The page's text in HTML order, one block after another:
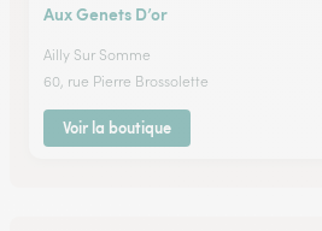
Aux Genets D’or
Ailly Sur Somme
60, rue Pierre Brossolette
Voir la boutique